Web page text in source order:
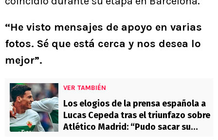
“He visto mensajes de apoyo en varias
fotos. Sé que está cerca y nos desea lo
mejor”.
VER TAMBIÉN
Los elogios de la prensa española a
Lucas Cepeda tras el triunfazo sobre
Atlético Madrid: “Pudo sacar su